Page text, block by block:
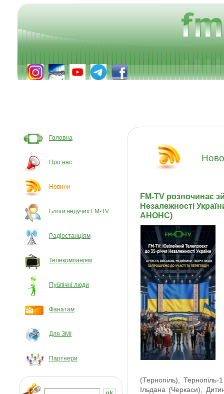
Головна
Про нас
Новини
Блоги ведучих FM-TV
Радіостанціям
Телекомпаніям
Публічні люди
Фанатам
Для ЗМІ
Партнери
FM-TV розпочинає
Незалежності
АНОНС)
(Тернопіль),
Ільдана (Черкаси),